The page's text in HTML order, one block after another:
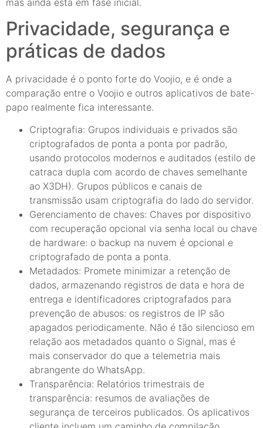
Privacidade, segurança e
práticas de dados
A privacidade é o ponto forte do Voojio, e é onde a
comparação entre o Voojio e outros aplicativos de bate-
papo realmente fica interessante.
Criptografia: Grupos individuais e privados são
criptografados de ponta a ponta por padrão,
usando protocolos modernos e auditados (estilo de
catraca dupla com acordo de chaves semelhante
ao X3DH). Grupos públicos e canais de
transmissão usam criptografia do lado do servidor.
Gerenciamento de chaves: Chaves por dispositivo
com recuperação opcional via senha local ou chave
de hardware: o backup na nuvem é opcional e
criptografado de ponta a ponta.
Metadados: Promete minimizar a retenção de
dados, armazenando registros de data e hora de
entrega e identificadores criptografados para
prevenção de abusos: os registros de IP são
apagados periodicamente. Não é tão silencioso em
relação aos metadados quanto o Signal, mas é
mais conservador do que a telemetria mais
abrangente do WhatsApp.
Transparência: Relatórios trimestrais de
transparência: resumos de avaliações de
segurança de terceiros publicados. Os aplicativos